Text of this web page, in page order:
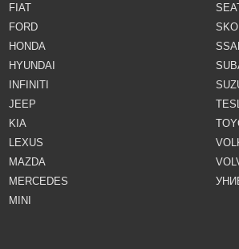
FIAT
FORD
HONDA
HYUNDAI
INFINITI
JEEP
KIA
LEXUS
MAZDA
MERCEDES
MINI